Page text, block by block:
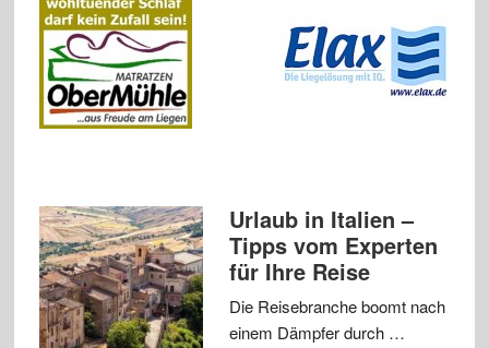
Urlaub in Italien –
Tipps vom Experten
für Ihre Reise
Die Reisebranche boomt nach
einem Dämpfer durch …